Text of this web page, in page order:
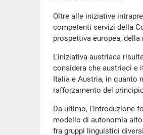
Oltre alle iniziative
competenti servizi della
prospettiva europea,
L'iniziativa austriaca
considera che austriaci e
Italia e Austria, in quanto
rafforzamento del
Da ultimo, l'introduzione
modello di autonomia
fra gruppi linguistici